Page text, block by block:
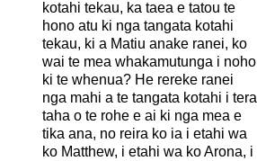
kotahi tekau, ka taea e tatou te
hono atu ki nga tangata kotahi
tekau, ki a Matiu anake ranei, ko
wai te mea whakamutunga i noho
ki te whenua? He rereke ranei
nga mahi a te tangata kotahi i tera
taha o te rohe e ai ki nga mea e
tika ana, no reira ko ia i etahi wa
ko Matthew, i etahi wa ko Arona, i